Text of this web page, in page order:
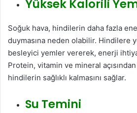
Yüksek Kalorili
Soğuk hava, hindilerin daha fazla
duymasına neden olabilir. Hindilere
besleyici yemler vererek, enerji
Protein, vitamin ve mineral
hindilerin sağlıklı kalmasını sağlar.
Su Temini